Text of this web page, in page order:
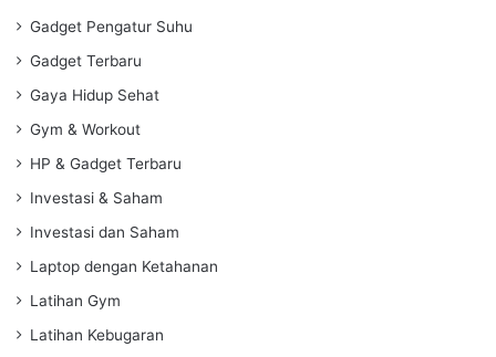
Gadget Pengatur Suhu
Gadget Terbaru
Gaya Hidup Sehat
Gym & Workout
HP & Gadget Terbaru
Investasi & Saham
Investasi dan Saham
Laptop dengan Ketahanan
Latihan Gym
Latihan Kebugaran